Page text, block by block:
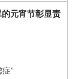
元宵节彰显责
”